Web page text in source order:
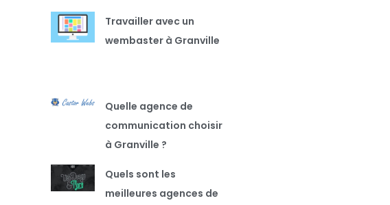
Travailler avec un
wembaster à Granville
Quelle agence de
communication choisir
à Granville ?
Quels sont les
meilleures agences de